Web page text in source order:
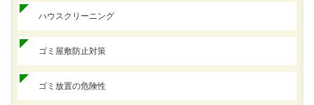
ハウスクリーニング
ゴミ屋敷防止対策
ゴミ放置の危険性